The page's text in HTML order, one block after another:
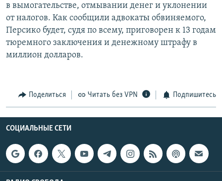
СОЦИАЛЬНЫЕ СЕТИ
в вымогательстве, отмывании денег и уклонении
от налогов. Как сообщили адвокаты обвиняемого,
Персико будет, судя по всему, приговорен к 13 годам
тюремного заключения и денежному штрафу в
миллион долларов.
Поделиться Читать без VPN Подпишитесь
СОЦИАЛЬНЫЕ СЕТИ